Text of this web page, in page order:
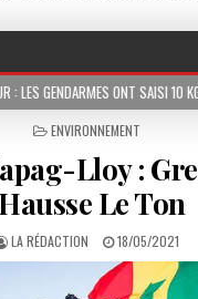
10 KG DE CHANVRE INDIEN
POSTED
ENVIRONNEMENT
Lloy :
Hausse Le Ton
LA RÉDACTION 18/05/2021